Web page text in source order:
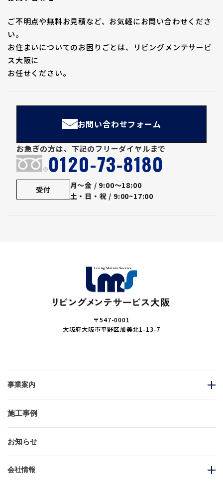
ご不明点や無料お見積など、お気軽にお問い合わせくださ
い。
お住まいについてのお困りごとは、リビングメンテサービ
ス大阪に
お任せください。
お問い合わせフォーム
お急ぎの方は、下記のフリーダイヤルまで
®0120-73-8180
受付
月～金 / 9:00～18:00
土・日・祝 / 9:00~17:00
〒547-0001
大阪府大阪市平野区加美北1-13-7
事業案内
施工事例
お知らせ
会社情報